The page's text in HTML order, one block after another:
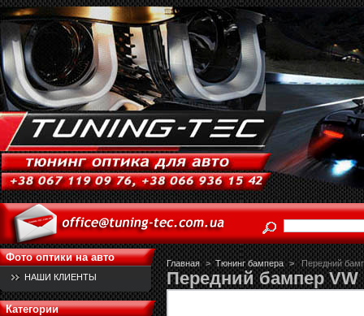
Фото оптики на авто
НАШИ КЛИЕНТЫ
Категории
Главная > Тюнинг бампера > Передний
Передний бампер VW